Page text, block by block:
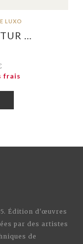
LUXO
…
frais
Édition d'œuvres
par des artistes
de